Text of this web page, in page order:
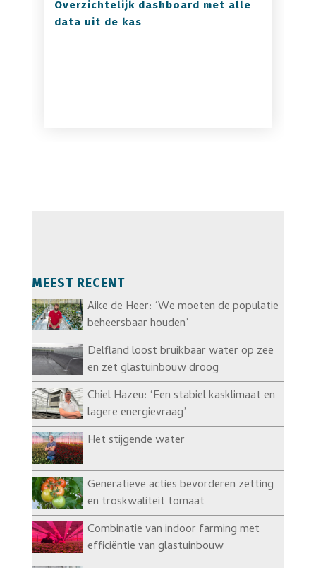
Overzichtelijk dashboard met alle
data uit de kas
MEEST RECENT
Aike de Heer: ‘We moeten de populatie
beheersbaar houden’
Delfland loost bruikbaar water op zee
en zet glastuinbouw droog
Chiel Hazeu: ‘Een stabiel kasklimaat en
lagere energievraag’
Het stijgende water
Generatieve acties bevorderen zetting
en troskwaliteit tomaat
Combinatie van indoor farming met
efficiëntie van glastuinbouw